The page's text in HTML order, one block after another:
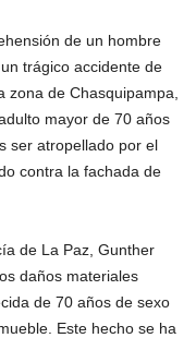
de un hombre
trágico accidente de
de Chasquipampa,
mayor de 70 años
ser atropellado por el
contra la fachada de
de La Paz, Gunther
daños materiales
de 70 años de sexo
Este hecho se ha